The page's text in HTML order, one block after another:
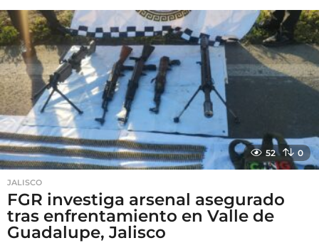
s
a
g
52 0
JALISCO
FGR investiga arsenal asegurado
tras enfrentamiento en Valle de
Guadalupe, Jalisco